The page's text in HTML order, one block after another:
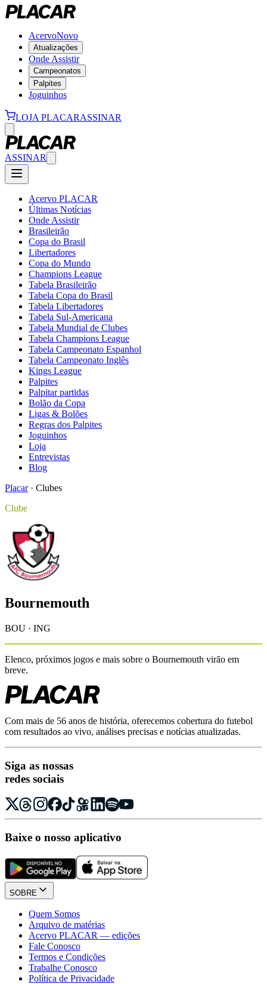
AcervoNovo
Atualizações
Onde Assistir
Campeonatos
Palpites
Joguinhos
LOJA PLACARASSINAR
ASSINAR
Acervo PLACAR
Últimas Notícias
Onde Assistir
Brasileirão
Copa do Brasil
Libertadores
Copa do Mundo
Champions League
Tabela Brasileirão
Tabela Copa do Brasil
Tabela Libertadores
Tabela Sul-Americana
Tabela Mundial de Clubes
Tabela Champions League
Tabela Campeonato Espanhol
Tabela Campeonato Inglês
Kings League
Palpites
Palpitar partidas
Bolão da Copa
Ligas & Bolões
Regras dos Palpites
Joguinhos
Loja
Entrevistas
Blog
Placar · Clubes
Clube
Bournemouth
BOU · ING
Elenco, próximos jogos e mais sobre o Bournemouth virão em
breve.
Com mais de 56 anos de história, oferecemos cobertura do futebol
com resultados ao vivo, análises precisas e notícias atualizadas.
Siga as nossas
redes sociais
Baixe o nosso aplicativo
SOBRE
Quem Somos
Arquivo de matérias
Acervo PLACAR — edições
Fale Conosco
Termos e Condições
Trabalhe Conosco
Política de Privacidade